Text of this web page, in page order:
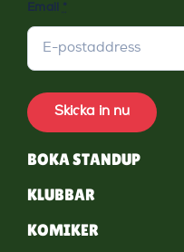
Email *
Skicka in nu
BOKA STANDUP
KLUBBAR
KOMIKER